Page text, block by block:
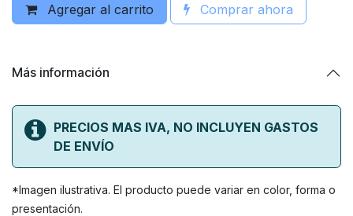
Agregar al carrito Comprar ahora
Más información
PRECIOS MAS IVA, NO INCLUYEN GASTOS
DE ENVÍO
*Imagen ilustrativa. El producto puede variar en color, forma o
presentación.